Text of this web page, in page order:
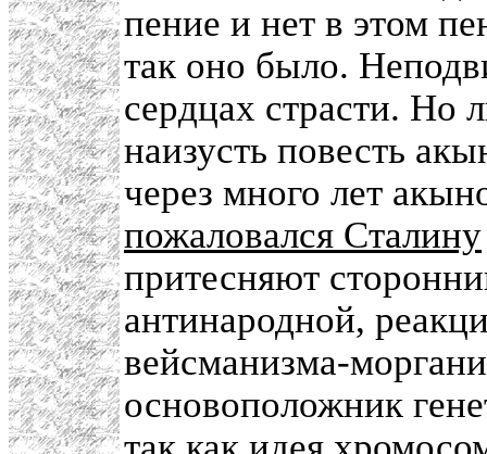
пение и нет в этом
так оно было.
сердцах страсти.
наизусть повесть
через много лет
пожаловался Сталину
притесняют
антинародной,
вейсманизма-
основоположник